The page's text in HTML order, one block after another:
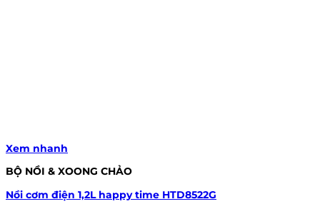
Xem nhanh
BỘ NỒI & XOONG CHẢO
Nồi cơm điện 1,2L happy time HTD8522G